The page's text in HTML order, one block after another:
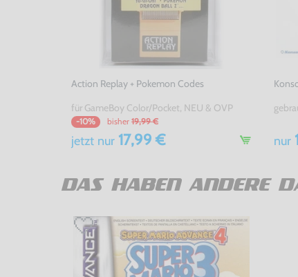
Action Replay + Pokemon Codes
für GameBoy Color/Pocket, NEU & OVP
-10% bisher 19,99 €
jetzt nur 17,99 € nur
DAS HABEN ANDERE